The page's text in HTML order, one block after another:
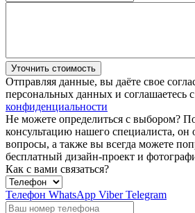
Уточнить стоимость
Отправляя данные, вы даёте свое
персональных данных и соглашаетесь
конфиденциальности
Не можете определиться с выбором?
консультацию нашего специалиста, он
вопросы, а также вы всегда можете
бесплатный дизайн-проект и
Как с вами связаться?
Телефон WhatsApp ViberTelegram